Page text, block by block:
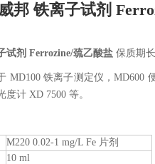
邦铁离子试剂
试剂 Ferrozine/巯乙酸盐 保质期
MD100 铁离子测定仪，MD600
度计 XD 7500 等。
M220 0.02-1 mg/L Fe 片剂
10 ml